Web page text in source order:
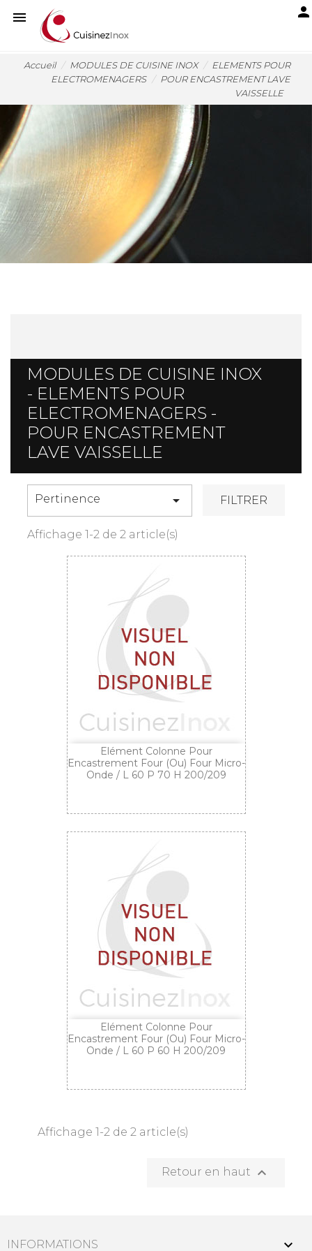
 person
Accueil MODULES DE CUISINE INOX
ELEMENTS POUR
ELECTROMENAGERS
POUR ENCASTREMENT LAVE
VAISSELLE
MODULES DE CUISINE INOX
- ELEMENTS POUR
ELECTROMENAGERS -
POUR ENCASTREMENT
LAVE VAISSELLE
Pertinence  FILTRER
Affichage 1-2 de 2 article(s)
Elément Colonne Pour
Encastrement Four (ou) Four Micro-
Onde / L 60 P 70 H 200/209
Elément Colonne Pour
Encastrement Four (ou) Four Micro-
Onde / L 60 P 60 H 200/209
Affichage 1-2 de 2 article(s)
Retour en haut 
INFORMATIONS 